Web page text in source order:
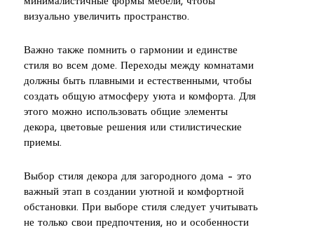
визуально увеличить пространство.
Важно также помнить о гармонии и единстве
стиля во всем доме. Переходы между комнатами
должны быть плавными и естественными, чтобы
создать общую атмосферу уюта и комфорта. Для
этого можно использовать общие элементы
декора, цветовые решения или стилистические
приемы.
Выбор стиля декора для загородного дома – это
важный этап в создании уютной и комфортной
обстановки. При выборе стиля следует учитывать
не только свои предпочтения, но и особенности